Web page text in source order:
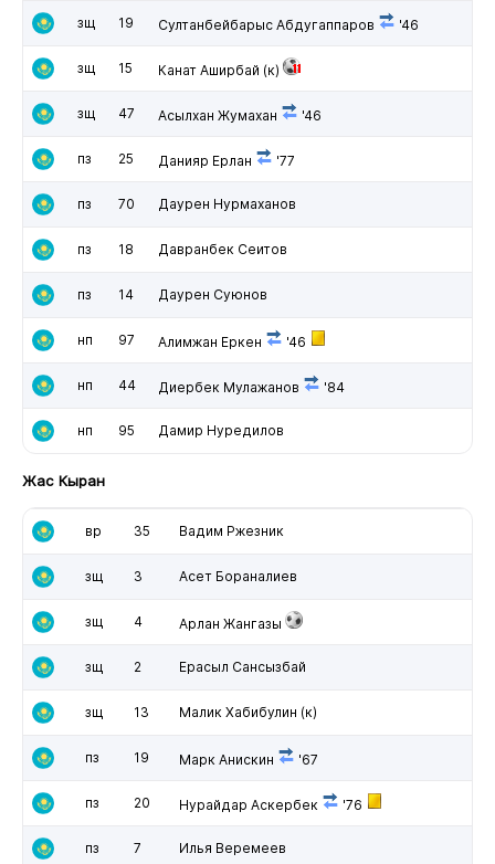
зщ 19 Султанбейбарыс Абдугаппаров '46
зщ 15 Канат Аширбай (к)
зщ 47 Асылхан Жумахан '46
пз 25 Данияр Ерлан '77
пз 70 Даурен Нурмаханов
пз 18 Давранбек Сеитов
пз 14 Даурен Суюнов
нп 97 Алимжан Еркен '46
нп 44 Диербек Мулажанов '84
нп 95 Дамир Нуредилов
Жас Кыран
вр 35 Вадим Ржезник
зщ 3 Асет Бораналиев
зщ 4 Арлан Жангазы
зщ 2 Ерасыл Сансызбай
зщ 13 Малик Хабибулин (к)
пз 19 Марк Анискин '67
пз 20 Нурайдар Аскербек '76
пз 7 Илья Веремеев